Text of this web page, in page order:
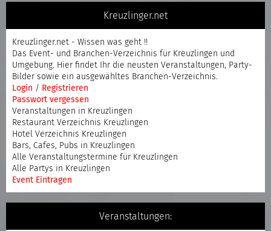
Kreuzlinger.net
Kreuzlinger.net - Wissen was geht !!
Das Event- und Branchen-Verzeichnis für Kreuzlingen und
Umgebung. Hier findet Ihr die neusten Veranstaltungen, Party-
Bilder sowie ein ausgewähltes Branchen-Verzeichnis.
Login / Registrieren
Passwort vergessen
Veranstaltungen in Kreuzlingen
Restaurant Verzeichnis Kreuzlingen
Hotel Verzeichnis Kreuzlingen
Bars, Cafes, Pubs in Kreuzlingen
Alle Veranstaltungstermine für Kreuzlingen
Alle Partys in Kreuzlingen
Event Eintragen
Veranstaltungen: